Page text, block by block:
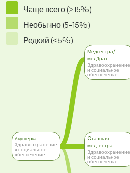
Чаще всего (>15%)
Необычно (5-15%)
Редкий (<5%)
Акушерка
Здравоохранение
и социальное
обеспечение
Медсестра/
медбрат
Здравоохранение
и социальное
обеспечение
Cтаршая
медсестра
Здравоохранение
и социальное
обеспечение